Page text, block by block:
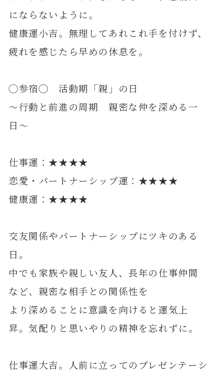
にならないように。
健康運小吉。無理してあれこれ手を付けず、
疲れを感じたら早めの休息を。
◯参宿◯ 活動期「親」の日
～行動と前進の周期 親密な仲を深める一
日～
仕事運：★★★★
恋愛・パートナーシップ運：★★★★
健康運：★★★★
交友関係やパートナーシップにツキのある
日。
中でも家族や親しい友人、長年の仕事仲間
など、親密な相手との関係性を
より深めることに意識を向けると運気上
昇。気配りと思いやりの精神を忘れずに。
仕事運大吉。人前に立ってのプレゼンテーシ